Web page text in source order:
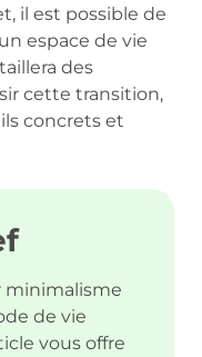
il est possible de
espace de vie
des
cette transition,
concrets et
minimalisme
de vie
vous offre